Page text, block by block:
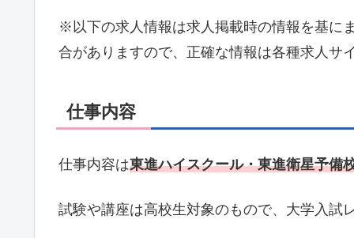
※以下の求人情報は求人掲載時の情報を基に
合がありますので、正確な情報は各種求人サ
仕事内容
仕事内容は東進ハイスクール・東進衛星予備
試験や講座は高校生対象のもので、大学入試